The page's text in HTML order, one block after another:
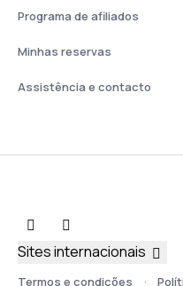
Programa de afiliados
Minhas reservas
Assistência e contacto
Termos e condições
Sites internacionais